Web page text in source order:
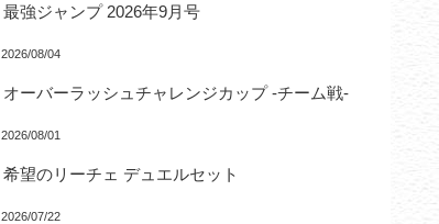
最強ジャンプ 2026年9月号
2026/08/04
オーバーラッシュチャレンジカップ -チーム戦-
2026/08/01
希望のリーチェ デュエルセット
2026/07/22